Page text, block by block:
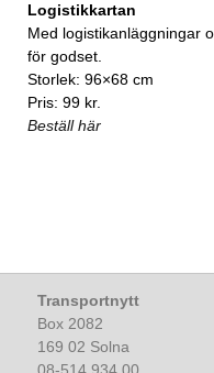
Logistikkartan
Med logistikanläggningar
för godset.
Storlek: 96×68 cm
Pris: 99 kr.
Beställ här
Transportnytt
Box 2082
169 02 Solna